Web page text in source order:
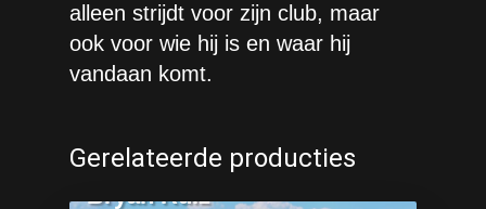
alleen strijdt voor zijn club, maar
ook voor wie hij is en waar hij
vandaan komt.
Gerelateerde producties
FC Twente - Specials
afsluiting van de carrière van
Bryan Ruiz